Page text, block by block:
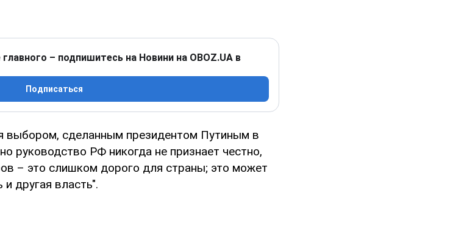
– подпишитесь на Новини на OBOZ.UA в
Подписаться
выбором, сделанным президентом Путиным в
руководство РФ никогда не признает честно,
– это слишком дорого для страны; это может
другая власть".